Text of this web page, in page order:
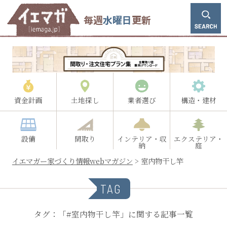
毎週水曜日更新
資金計画 土地探し 業者選び 構造・建材
設備 間取り インテリア・収
納
エクステリア・
庭
イエマガー家づくり情報webマガジン > 室内物干し竿
TAG
タグ：「#室内物干し竿」に関する記事一覧